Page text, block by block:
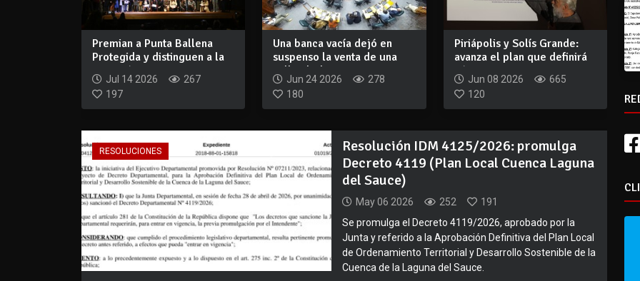
Premian a Punta Ballena
Protegida y distinguen a la
Comisión...
Jul 14 2026
267
197
Una banca vacía dejó en
suspenso la venta de una
calle al Cl...
Jun 24 2026
278
180
Piriápolis y Solís Grande:
avanza el plan que definirá
cómo...
Jun 08 2026
665
120
RESOLUCIONES
Resolución IDM 4125/2026: promulga
Decreto 4119 (Plan Local Cuenca Laguna
del Sauce)
May 06 2026 252
191
Se promulga el Decreto 4119/2026, aprobado por la
Junta y referido a la Aprobación Definitiva del Plan Local
de Ordenamiento Territorial y Desarrollo Sostenible de la
Cuenca de la Laguna del Sauce.